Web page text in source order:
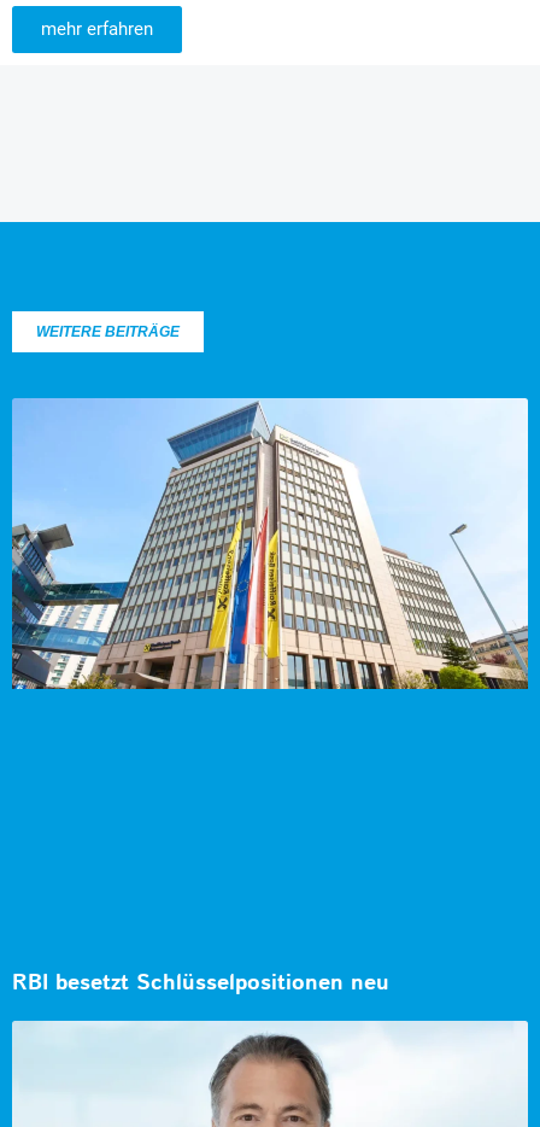
mehr erfahren
WEITERE BEITRÄGE
RBI besetzt Schlüsselpositionen neu